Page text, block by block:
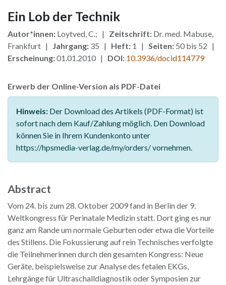
Ein Lob der Technik
Autor*innen: Loytved, C.; | Zeitschrift: Dr. med. Mabuse,
Frankfurt | Jahrgang: 35 | Heft: 1 | Seiten: 50 bis 52 |
Erscheinung:01.01.2010 | DOI: 10.3936/docid114779
Erwerb der Online-Version als PDF-Datei
Hinweis: Der Download des Artikels (PDF-Format) ist
sofort nach dem Kauf/Zahlung möglich. Den Download
können Sie in Ihrem Kundenkonto unter
https://hpsmedia-verlag.de/my/orders/ vornehmen.
Abstract
Vom 24. bis zum 28. Oktober 2009 fand in Berlin der 9.
Weltkongress für Perinatale Medizin statt. Dort ging es nur
ganz am Rande um normale Geburten oder etwa die Vorteile
des Stillens. Die Fokussierung auf rein Technisches verfolgte
die Teilnehmerinnen durch den gesamten Kongress: Neue
Geräte, beispielsweise zur Analyse des fetalen EKGs,
Lehrgänge für Ultraschalldiagnostik oder Symposien zur